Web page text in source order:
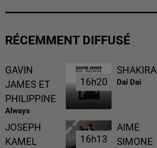
RÉCEMMENT DIFFUSÉ
GAVIN
JAMES ET
PHILIPPINE
Always
16h20
16h20
SHAKIRA
Dai Dai
JOSEPH
KAMEL
16h13
16h13
AIME
SIMONE